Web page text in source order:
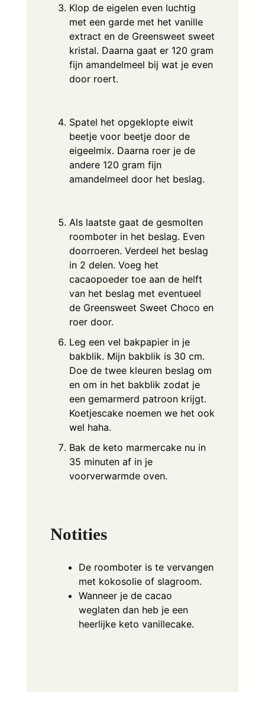
Klop de eigelen even luchtig
met een garde met het vanille
extract en de Greensweet sweet
kristal. Daarna gaat er 120 gram
fijn amandelmeel bij wat je even
door roert.
Spatel het opgeklopte eiwit
beetje voor beetje door de
eigeelmix. Daarna roer je de
andere 120 gram fijn
amandelmeel door het beslag.
Als laatste gaat de gesmolten
roomboter in het beslag. Even
doorroeren. Verdeel het beslag
in 2 delen. Voeg het
cacaopoeder toe aan de helft
van het beslag met eventueel
de Greensweet Sweet Choco en
roer door.
Leg een vel bakpapier in je
bakblik. Mijn bakblik is 30 cm.
Doe de twee kleuren beslag om
en om in het bakblik zodat je
een gemarmerd patroon krijgt.
Koetjescake noemen we het ook
wel haha.
Bak de keto marmercake nu in
35 minuten af in je
voorverwarmde oven.
Notities
De roomboter is te vervangen
met kokosolie of slagroom.
Wanneer je de cacao
weglaten dan heb je een
heerlijke keto vanillecake.